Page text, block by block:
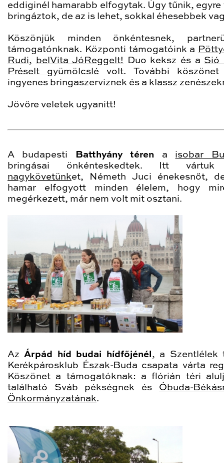
eddiginél hamarabb elfogytak. Úgy tűnik, egyre
bringáztok, de az is lehet, sokkal éhesebbek
Köszönjük minden önkéntesnek,
támogatónknak. Központi támogatóink a
Rudi, belVita JóReggelt! Duo keksz és a Sió
Préselt gyümölcslé volt. További
ingyenes bringaszerviznek és a klassz
Jövőre veletek ugyanitt!
A budapesti Batthyány téren a isobar
bringásai önkénteskedtek. Itt
nagykövetünket, Németh Juci énekesnőt,
hamar elfogyott minden élelem, hogy
megérkezett, már nem volt mit osztani.
AzÁrpád híd budai hídfőjénél , a Szentlélek
Kerékpárosklub Észak-Buda csapata várta
Köszönet a támogatóknak: a flórián téri
található Sváb pékségnek és Óbuda-
Önkormányzatának.